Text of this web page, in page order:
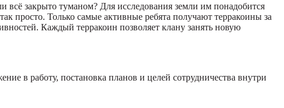
всё закрыто туманом? Для исследования земли им понадобится
просто. Только самые активные ребята получают терракоины за
Каждый терракоин позволяет клану занять новую
в работу, постановка планов и целей сотрудничества внутри